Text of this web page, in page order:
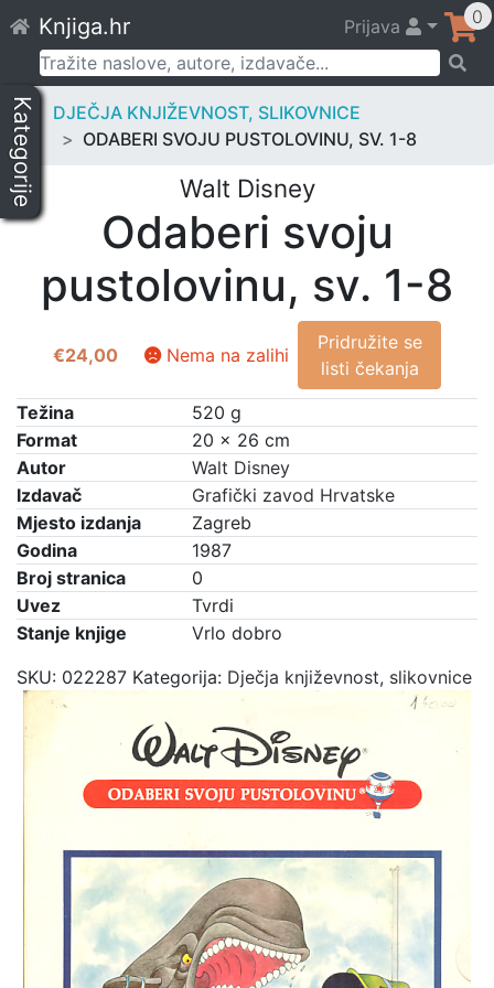
to
content
Knjiga.hr Prijava 0
Pretraži:
Kategorije
DJEČJA KNJIŽEVNOST, SLIKOVNICE
ODABERI SVOJU PUSTOLOVINU, SV. 1-8
Walt Disney
Odaberi svoju
pustolovinu, sv. 1-8
€24,00 Nema na zalihi
Pridružite se
listi čekanja
Težina
520 g
Format
20 × 26 cm
Autor
Walt Disney
Izdavač
Grafički zavod Hrvatske
Mjesto izdanja
Zagreb
Godina
1987
Broj stranica
0
Uvez
Tvrdi
Stanje knjige
Vrlo dobro
SKU: 022287 Kategorija: Dječja književnost, slikovnice